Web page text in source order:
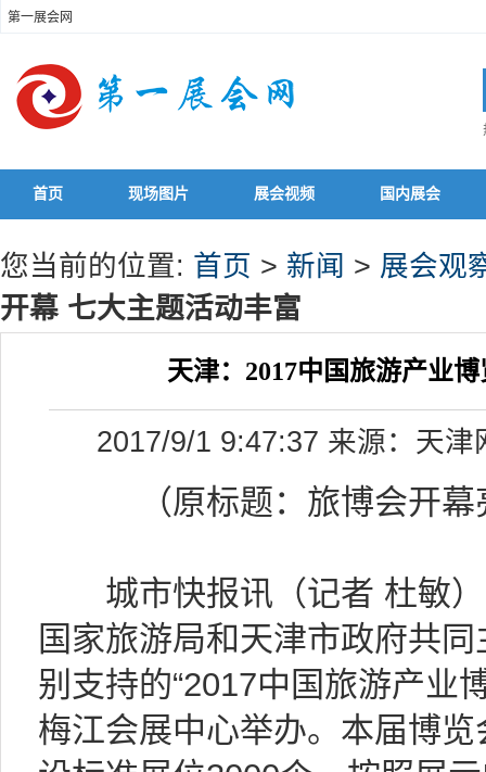
第一展会网
首页 现场图片 展会视频 国内展会
您当前的位置: 首页 > 新闻 > 展会观
开幕 七大主题活动丰富
天津：2017中国旅游产业
2017/9/1 9:47:37 来源：天
（原标题：旅博会开幕
城市快报讯（记者 杜敏）
国家旅游局和天津市政府共
别支持的“2017中国旅游产业
梅江会展中心举办。本届博